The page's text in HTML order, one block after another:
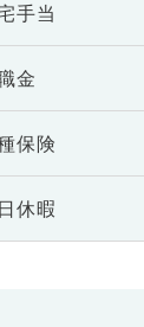
手当
金
保険
休暇